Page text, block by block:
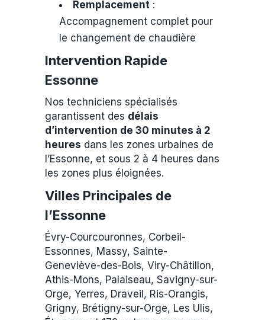
Remplacement :
Accompagnement complet pour
le changement de chaudière
Intervention Rapide
Essonne
Nos techniciens spécialisés
garantissent des délais
d’intervention de 30 minutes à 2
heures dans les zones urbaines de
l’Essonne, et sous 2 à 4 heures dans
les zones plus éloignées.
Villes Principales de
l’Essonne
Évry-Courcouronnes, Corbeil-
Essonnes, Massy, Sainte-
Geneviève-des-Bois, Viry-Châtillon,
Athis-Mons, Palaiseau, Savigny-sur-
Orge, Yerres, Draveil, Ris-Orangis,
Grigny, Brétigny-sur-Orge, Les Ulis,